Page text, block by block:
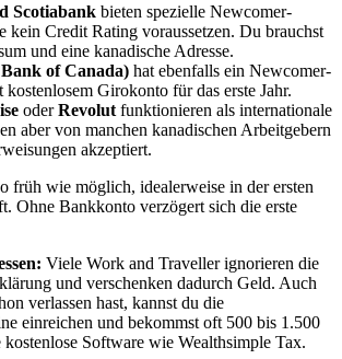
Scotiabank bieten spezielle Newcomer-
kein Credit Rating voraussetzen. Du brauchst
und eine kanadische Adresse.
of Canada) hat ebenfalls ein Newcomer-
kostenlosem Girokonto für das erste Jahr.
oderRevolut funktionieren als internationale
aber von manchen kanadischen Arbeitgebern
akzeptiert.
früh wie möglich, idealerweise in der ersten
Ohne Bankkonto verzögert sich die erste
Viele Work and Traveller ignorieren die
und verschenken dadurch Geld. Auch
verlassen hast, kannst du die
einreichen und bekommst oft 500 bis 1.500
Software wie Wealthsimple Tax.